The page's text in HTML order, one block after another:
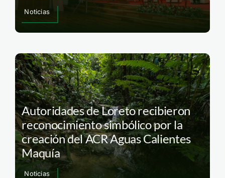
Noticias
Autoridades de Loreto recibieron
reconocimiento simbólico por la
creación del ACR Aguas Calientes
Maquía
Noticias